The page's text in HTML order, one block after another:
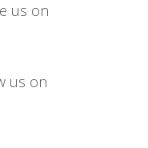
us on
us on